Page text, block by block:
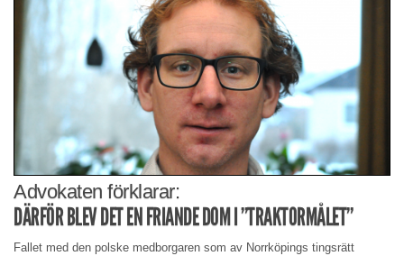
Advokaten förklarar:
DÄRFÖR BLEV DET EN FRIANDE DOM I ”TRAKTORMÅLET”
Fallet med den polske medborgaren som av Norrköpings tingsrätt